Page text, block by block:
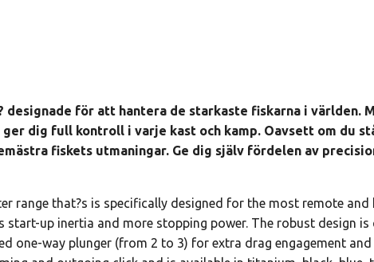
designade för att hantera de starkaste fiskarna i världen.
dig full kontroll i varje kast och kamp. Oavsett om du
fiskets utmaningar. Ge dig själv fördelen av
range that?s is specifically designed for the most remote
start-up inertia and more stopping power. The robust design
one-way plunger (from 2 to 3) for extra drag engagement